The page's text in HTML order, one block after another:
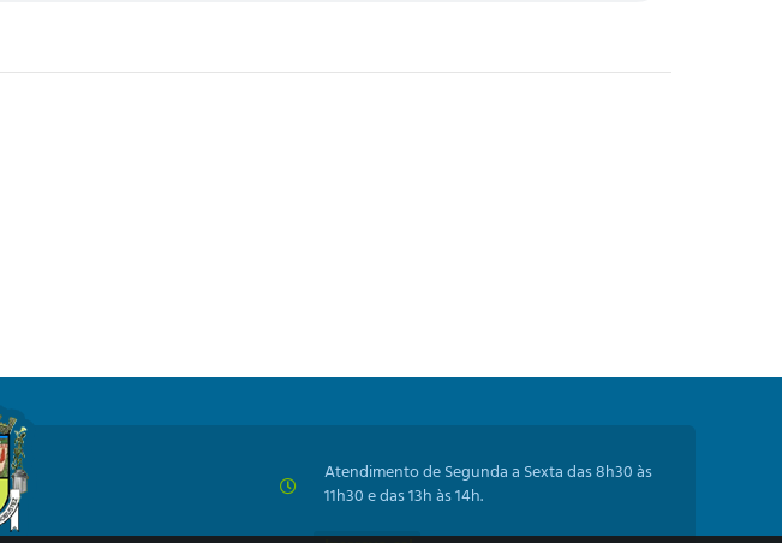
Atendimento de Segunda a Sexta das 8h30 às
11h30 e das 13h às 14h.